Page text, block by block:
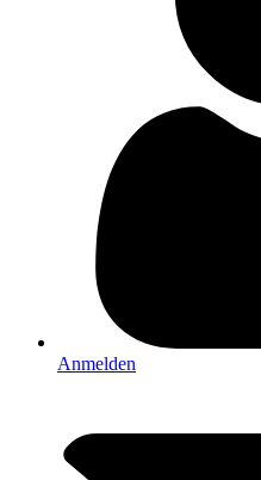
Anmelden